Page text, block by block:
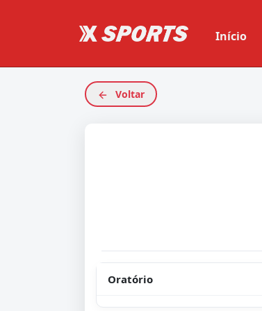
Início
Voltar
Oratório